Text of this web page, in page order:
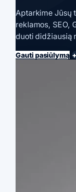
Aptarkime Jūsų
reklamos, SEO,
duoti didžiausią
Gauti pasiūlymą